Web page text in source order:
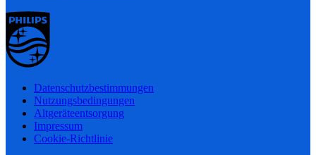
Datenschutzbestimmungen
Nutzungsbedingungen
Altgeräteentsorgung
Impressum
Cookie-Richtlinie